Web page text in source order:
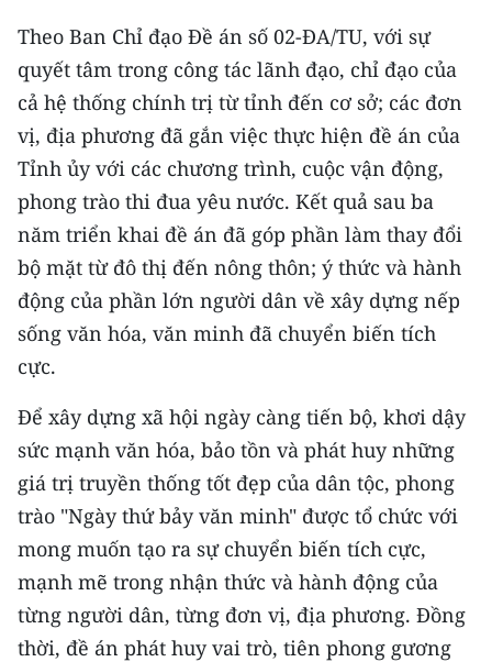
Theo Ban Chỉ đạo Đề án số 02-ĐA/TU, với sự
quyết tâm trong công tác lãnh đạo, chỉ đạo của
cả hệ thống chính trị từ tỉnh đến cơ sở; các đơn
vị, địa phương đã gắn việc thực hiện đề án của
Tỉnh ủy với các chương trình, cuộc vận động,
phong trào thi đua yêu nước. Kết quả sau ba
năm triển khai đề án đã góp phần làm thay đổi
bộ mặt từ đô thị đến nông thôn; ý thức và hành
động của phần lớn người dân về xây dựng nếp
sống văn hóa, văn minh đã chuyển biến tích
cực.
Để xây dựng xã hội ngày càng tiến bộ, khơi dậy
sức mạnh văn hóa, bảo tồn và phát huy những
giá trị truyền thống tốt đẹp của dân tộc, phong
trào "Ngày thứ bảy văn minh" được tổ chức với
mong muốn tạo ra sự chuyển biến tích cực,
mạnh mẽ trong nhận thức và hành động của
từng người dân, từng đơn vị, địa phương. Đồng
thời, đề án phát huy vai trò, tiên phong gương